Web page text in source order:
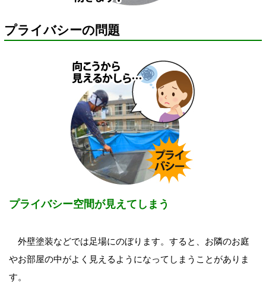
プライバシーの問題
プライバシー空間が見えてしまう
外壁塗装などでは足場にのぼります。すると、お隣のお庭
やお部屋の中がよく見えるようになってしまうことがありま
す。